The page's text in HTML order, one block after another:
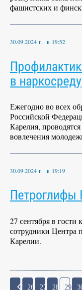
фашистских и
30.09.2024 г. в 19:52
в наркосреду
Ежегодно во всех
Российской
Карелия,
вовлечения
30.09.2024 г. в 19:19
Петроглифы
27 сентября в гости
сотрудники Центра
Карелии.
26 27 28 29 30